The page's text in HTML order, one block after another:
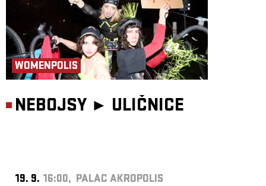
WOMENPOLIS
NEBOJSY ► ULIČNICE
19. 9. 16:00, PALÁC AKROPOLIS